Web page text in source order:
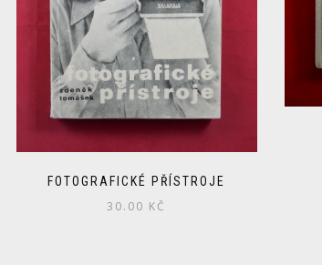
FOTOGRAFICKÉ PŘÍSTROJE
30.00 KČ